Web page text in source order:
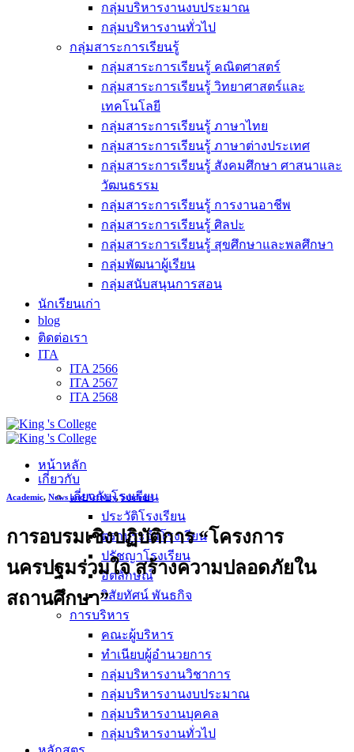
กลุ่มบริหารงานงบประมาณ
กลุ่มบริหารงานทั่วไป
กลุ่มสาระการเรียนรู้
กลุ่มสาระการเรียนรู้ คณิตศาสตร์
กลุ่มสาระการเรียนรู้ วิทยาศาสตร์และ
เทคโนโลยี
กลุ่มสาระการเรียนรู้ ภาษาไทย
กลุ่มสาระการเรียนรู้ ภาษาต่างประเทศ
กลุ่มสาระการเรียนรู้ สังคมศึกษา ศาสนาและ
วัฒนธรรม
กลุ่มสาระการเรียนรู้ การงานอาชีพ
กลุ่มสาระการเรียนรู้ ศิลปะ
กลุ่มสาระการเรียนรู้ สุขศึกษาและพลศึกษา
กลุ่มพัฒนาผู้เรียน
กลุ่มสนับสนุนการสอน
นักเรียนเก่า
blog
ติดต่อเรา
ITA
ITA 2566
ITA 2567
ITA 2568
หน้าหลัก
เกี่ยวกับ
เกี่ยวกับโรงเรียน
ประวัติโรงเรียน
ตราประจำโรงเรียน
ปรัชญาโรงเรียน
อัตลักษณ์
วิสัยทัศน์ พันธกิจ
การบริหาร
คณะผู้บริหาร
ทำเนียบผู้อำนวยการ
กลุ่มบริหารงานวิชาการ
กลุ่มบริหารงานงบประมาณ
กลุ่มบริหารงานบุคคล
กลุ่มบริหารงานทั่วไป
Academic, News and Activity,Students
การอบรมเชิงปฏิบัติการ “โครงการ
นครปฐมร่วมใจ สร้างความปลอดภัยใน
สถานศึกษา”